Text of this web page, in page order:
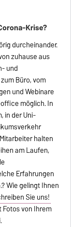
Krise?
durcheinander.
zuhause aus
und
Büro, vom
und Webinare
möglich. In
in der Uni-
halten
am Laufen,
Erfahrungen
Wie gelingt Ihnen
Sie uns!
von Ihrem